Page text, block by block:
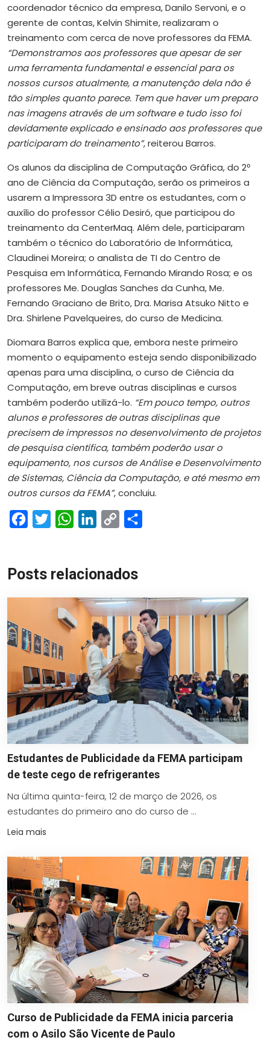
coordenador técnico da empresa, Danilo Servoni, e o
gerente de contas, Kelvin Shimite, realizaram o
treinamento com cerca de nove professores da FEMA.
“Demonstramos aos professores que apesar de ser
uma ferramenta fundamental e essencial para os
nossos cursos atualmente, a manutenção dela não é
tão simples quanto parece. Tem que haver um preparo
nas imagens através de um software e tudo isso foi
devidamente explicado e ensinado aos professores que
participaram do treinamento”, reiterou Barros.
Os alunos da disciplina de Computação Gráfica, do 2º
ano de Ciência da Computação, serão os primeiros a
usarem a Impressora 3D entre os estudantes, com o
auxílio do professor Célio Desiró, que participou do
treinamento da CenterMaq. Além dele, participaram
também o técnico do Laboratório de Informática,
Claudinei Moreira; o analista de TI do Centro de
Pesquisa em Informática, Fernando Mirando Rosa; e os
professores Me. Douglas Sanches da Cunha, Me.
Fernando Graciano de Brito, Dra. Marisa Atsuko Nitto e
Dra. Shirlene Pavelqueires, do curso de Medicina.
Diomara Barros explica que, embora neste primeiro
momento o equipamento esteja sendo disponibilizado
apenas para uma disciplina, o curso de Ciência da
Computação, em breve outras disciplinas e cursos
também poderão utilizá-lo. “Em pouco tempo, outros
alunos e professores de outras disciplinas que
precisem de impressos no desenvolvimento de projetos
de pesquisa científica, também poderão usar o
equipamento, nos cursos de Análise e Desenvolvimento
de Sistemas, Ciência da Computação, e até mesmo em
outros cursos da FEMA”, concluiu.
FacebookTwitterWhatsAppLinkedIn
Copy
Posts relacionados
Estudantes de Publicidade da FEMA participam
de teste cego de refrigerantes
Na última quinta-feira, 12 de março de 2026, os
estudantes do primeiro ano do curso de ...
Leia mais
Curso de Publicidade da FEMA inicia parceria
com o Asilo São Vicente de Paulo